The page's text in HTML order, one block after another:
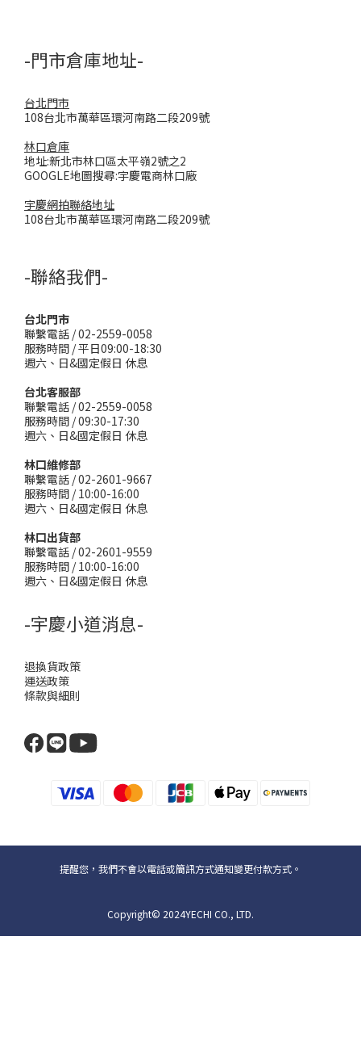
-門市倉庫地址-
台北門市
108台北市萬華區環河南路二段209號
林口倉庫
地址:新北市林口區太平嶺2號之2
GOOGLE地圖搜尋:宇慶電商林口廠
宇慶網拍聯絡地址
108台北市萬華區環河南路二段209號
-聯絡我們-
台北門市
聯繫電話 / 02-2559-0058
服務時間 / 平日09:00-18:30
週六、日&國定假日 休息
台北客服部
聯繫電話 / 02-2559-0058
服務時間 / 09:30-17:30
週六、日&國定假日 休息
林口維修部
聯繫電話 / 02-2601-9667
服務時間 / 10:00-16:00
週六、日&國定假日 休息
林口出貨部
聯繫電話 / 02-2601-9559
服務時間 / 10:00-16:00
週六、日&國定假日 休息
-宇慶小道消息-
退換貨政策
運送政策
條款與細則
提醒您，我們不會以電話或簡訊方式通知變更付款方式。
Copyright© 2024YECHI CO., LTD.